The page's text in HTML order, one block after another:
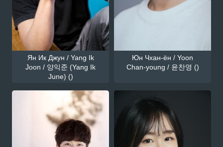
Ян Ик Джун / Yang Ik
Joon / 양익준 (Yang Ik
June) ()
Юн Чхан-ён / Yoon
Chan-young / 윤찬영 ()